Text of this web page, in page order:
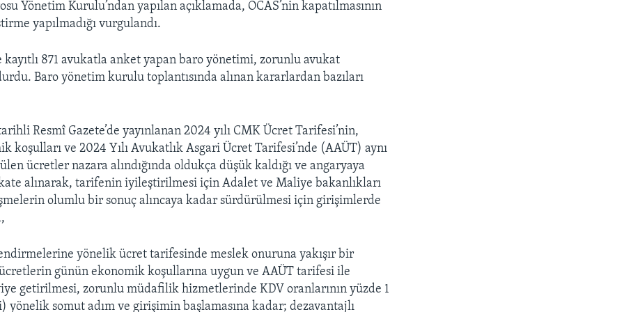
Yönetim Kurulu’ndan yapılan açıklamada, OCAS’nin kapatılmasının
yapılmadığı vurgulandı.
kayıtlı 871 avukatla anket yapan baro yönetimi, zorunlu avukat
Baro yönetim kurulu toplantısında alınan kararlardan bazıları
Resmî Gazete’de yayınlanan 2024 yılı CMK Ücret Tarifesi’nin,
koşulları ve 2024 Yılı Avukatlık Asgari Ücret Tarifesi’nde (AAÜT) aynı
ücretler nazara alındığında oldukça düşük kaldığı ve angaryaya
alınarak, tarifenin iyileştirilmesi için Adalet ve Maliye bakanlıkları
olumlu bir sonuç alıncaya kadar sürdürülmesi için girişimlerde
yönelik ücret tarifesinde meslek onuruna yakışır bir
günün ekonomik koşullarına uygun ve AAÜT tarifesi ile
getirilmesi, zorunlu müdafilik hizmetlerinde KDV oranlarının yüzde 1
somut adım ve girişimin başlamasına kadar; dezavantajlı